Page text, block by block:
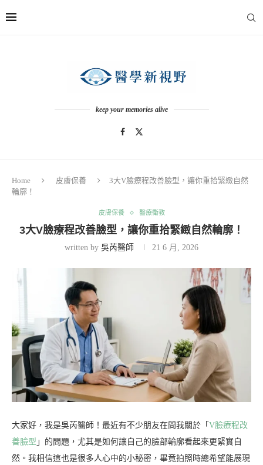
keep your memories alive
Home 皮膚保養
3大V臉療程改善臉型，讓你重拾緊緻自然
輪廓！
皮膚保養 醫療衛教
3大V臉療程改善臉型，讓你重拾緊緻自然輪廓！
written by 吳芮醫師 21 6 月, 2026
大家好，我是吳芮醫師！最近有不少朋友在問我關於「 V臉療程改
善臉型 」的問題，尤其是如何讓自己的臉部輪廓看起來更緊實自
然。我相信這也是很多人心中的小秘密，畢竟拍照時總希望能展現